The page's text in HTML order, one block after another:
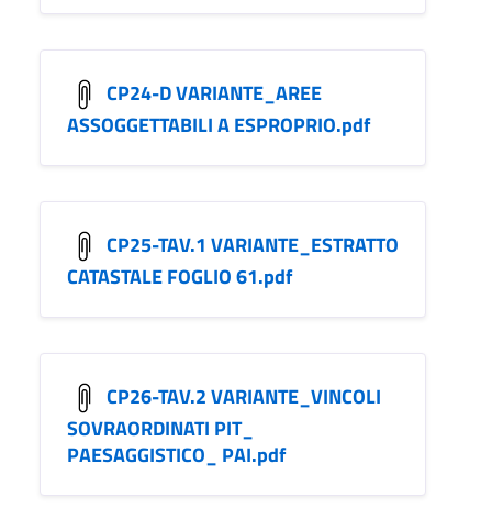
CP24-D VARIANTE_AREE
ASSOGGETTABILI A ESPROPRIO.pdf
CP25-TAV.1 VARIANTE_ESTRATTO
CATASTALE FOGLIO 61.pdf
CP26-TAV.2 VARIANTE_VINCOLI
SOVRAORDINATI PIT_
PAESAGGISTICO_ PAI.pdf